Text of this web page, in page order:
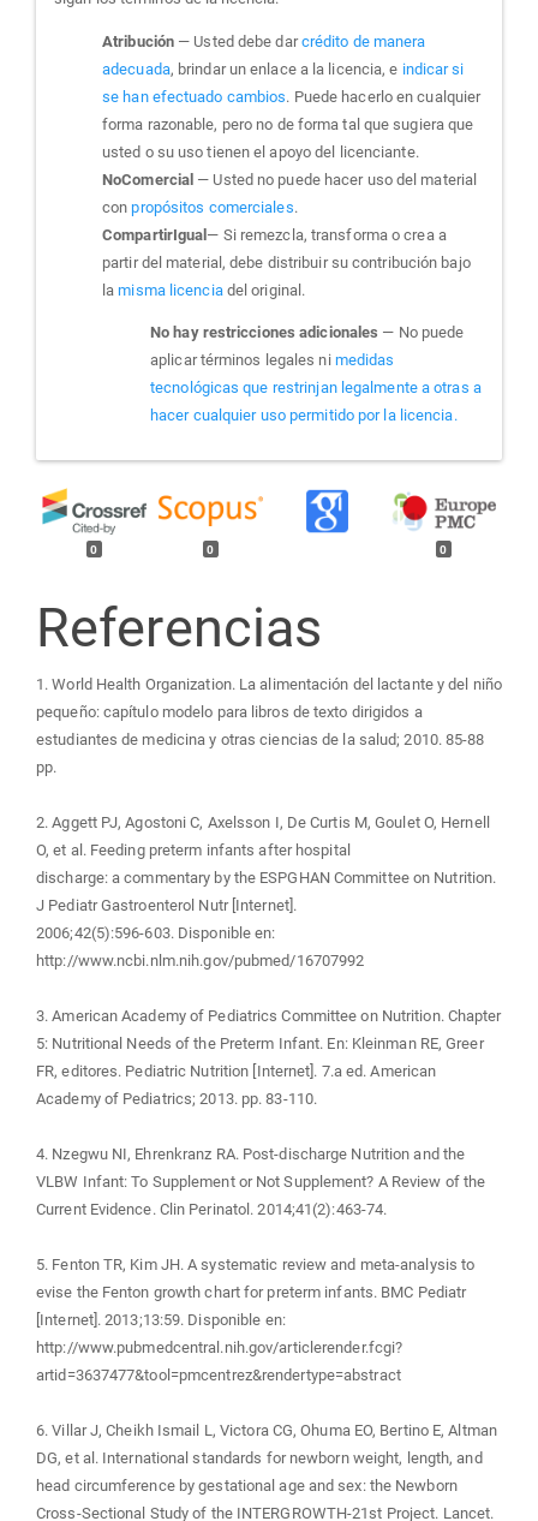
Atribución — Usted debe darcrédito de manera
adecuada, brindar un enlace a la licencia, e indicar si
se han efectuado cambios. Puede hacerlo en cualquier
forma razonable, pero no de forma tal que sugiera que
usted o su uso tienen el apoyo del licenciante.
NoComercial — Usted no puede hacer uso del material
conpropósitos comerciales.
CompartirIgual — Si remezcla, transforma o crea a
partir del material, debe distribuir su contribución bajo
lamisma licenciadel original.
No hay restricciones adicionales — No puede
aplicar términos legales ni medidas
tecnológicas que restrinjan legalmente a otras a
hacer cualquier uso permitido por la licencia.
0 0 0
Referencias
1. World Health Organization. La alimentación del lactante y del niño
pequeño: capítulo modelo para libros de texto dirigidos a
estudiantes de medicina y otras ciencias de la salud; 2010. 85-88
pp.
2. Aggett PJ, Agostoni C, Axelsson I, De Curtis M, Goulet O, Hernell
O, et al. Feeding preterm infants after hospital
discharge: a commentary by the ESPGHAN Committee on Nutrition.
J Pediatr Gastroenterol Nutr [Internet].
2006;42(5):596-603. Disponible en:
http://www.ncbi.nlm.nih.gov/pubmed/16707992
3. American Academy of Pediatrics Committee on Nutrition. Chapter
5: Nutritional Needs of the Preterm Infant. En: Kleinman RE, Greer
FR, editores. Pediatric Nutrition [Internet]. 7.a ed. American
Academy of Pediatrics; 2013. pp. 83-110.
4. Nzegwu NI, Ehrenkranz RA. Post-discharge Nutrition and the
VLBW Infant: To Supplement or Not Supplement? A Review of the
Current Evidence. Clin Perinatol. 2014;41(2):463-74.
5. Fenton TR, Kim JH. A systematic review and meta-analysis to
evise the Fenton growth chart for preterm infants. BMC Pediatr
[Internet]. 2013;13:59. Disponible en:
http://www.pubmedcentral.nih.gov/articlerender.fcgi?
artid=3637477&tool=pmcentrez&rendertype=abstract
6. Villar J, Cheikh Ismail L, Victora CG, Ohuma EO, Bertino E, Altman
DG, et al. International standards for newborn weight, length, and
head circumference by gestational age and sex: the Newborn
Cross-Sectional Study of the INTERGROWTH-21st Project. Lancet.